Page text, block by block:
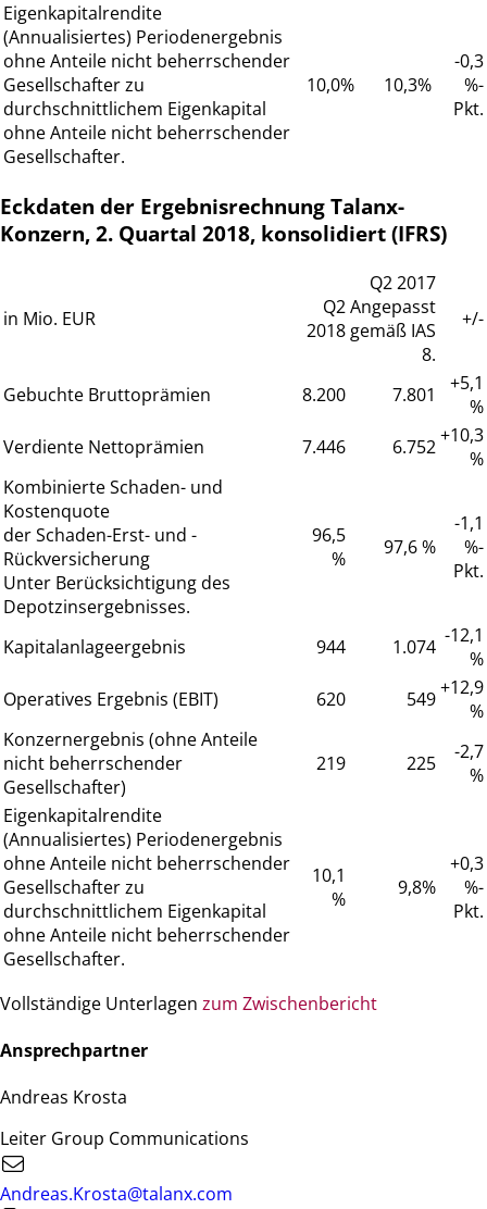
Eigenkapitalrendite
(Annualisiertes) Periodenergebnis
ohne Anteile nicht beherrschender
Gesellschafter zu
durchschnittlichem Eigenkapital
ohne Anteile nicht beherrschender
Gesellschafter.
10,0% 10,3%
-0,3
%-
Pkt.
Eckdaten der Ergebnisrechnung Talanx-
Konzern, 2. Quartal 2018, konsolidiert (IFRS)
in Mio. EUR
Q2
2018
Q2 2017
Angepasst
gemäß IAS
8.
+/-
Gebuchte Bruttoprämien 8.200 7.801
+5,1
%
Verdiente Nettoprämien
7.446 6.752+10,3
%
Kombinierte Schaden- und
Kostenquote
der Schaden-Erst- und -
Rückversicherung
Unter Berücksichtigung des
Depotzinsergebnisses.
96,5
%
97,6 %
-1,1
%-
Pkt.
Kapitalanlageergebnis 944 1.074 -12,1
%
Operatives Ergebnis (EBIT)
620 549+12,9
%
Konzernergebnis (ohne Anteile
nicht beherrschender
Gesellschafter)
219 225
-2,7
%
Eigenkapitalrendite
(Annualisiertes) Periodenergebnis
ohne Anteile nicht beherrschender
Gesellschafter zu
durchschnittlichem Eigenkapital
ohne Anteile nicht beherrschender
Gesellschafter.
10,1
%
9,8%
+0,3
%-
Pkt.
Vollständige Unterlagen zum Zwischenbericht
Ansprechpartner
Andreas Krosta
Leiter Group Communications
Andreas.Krosta@talanx.com